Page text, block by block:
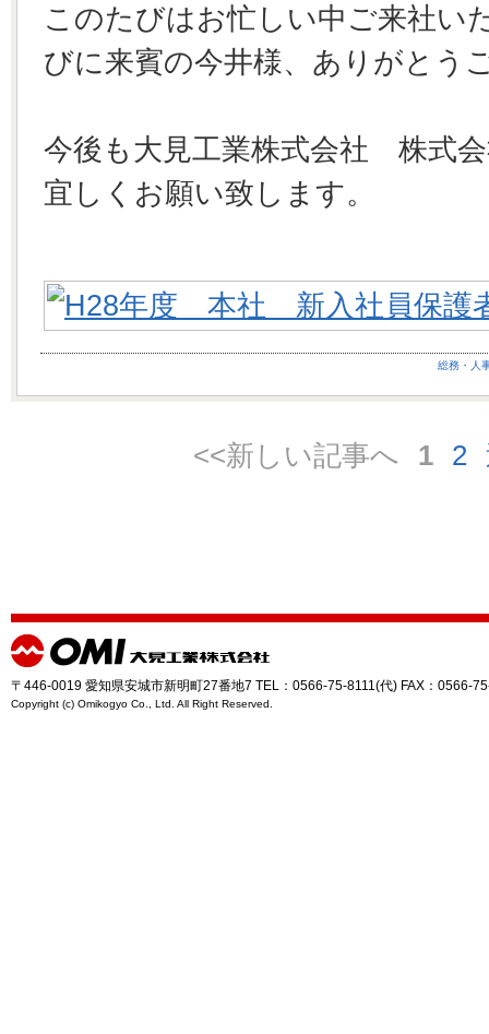
このたびはお忙しい中ご来社い
びに来賓の今井様、ありがとう
今後も大見工業株式会社 株式
宜しくお願い致します。
総務・人
<<新しい記事へ 1 2
〒446-0019 愛知県安城市新明町27番地7 TEL：0566-75-8111(代) FAX：0566-
Copyright (c) Omikogyo Co., Ltd. All Right Reserved.